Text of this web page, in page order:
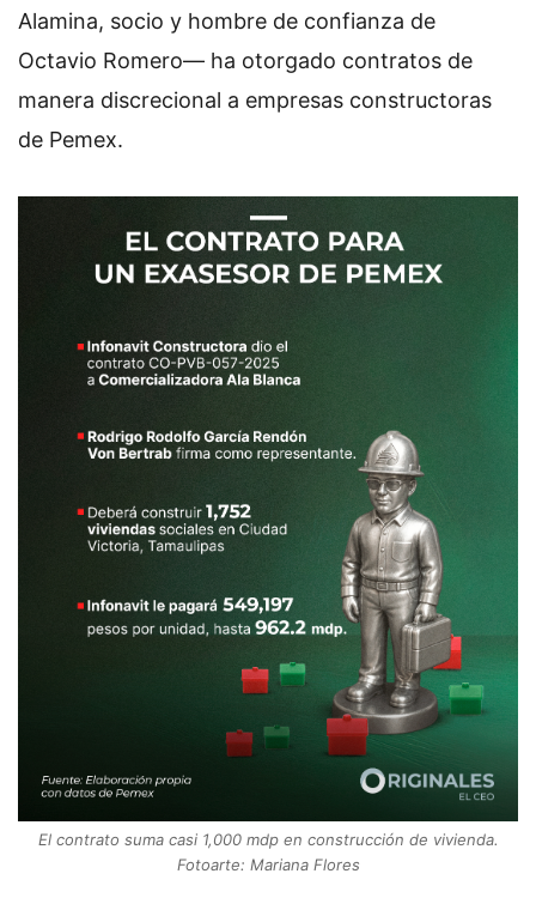
Alamina, socio y hombre de confianza de
Octavio Romero— ha otorgado contratos de
manera discrecional a empresas constructoras
de Pemex.
El contrato suma casi 1,000 mdp en construcción de vivienda.
Fotoarte: Mariana Flores